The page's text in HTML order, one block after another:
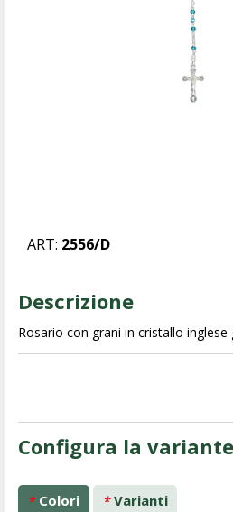
ART: 2556/D
Descrizione
Rosario con grani in cristallo inglese
Configura la variante
* Colori * Varianti